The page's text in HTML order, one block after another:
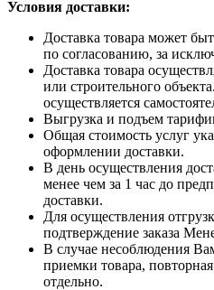
Условия доставки:
Доставка товара может
по согласованию, за
Доставка товара
или строительного
осуществляется
Выгрузка и подъем
Общая стоимость услуг
оформлении доставки.
В день осуществления
менее чем за 1 час до
доставки.
Для осуществления
подтверждение заказа
В случае несоблюдения
приемки товара,
отдельно.